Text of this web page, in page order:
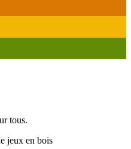
tous.
jeux en bois